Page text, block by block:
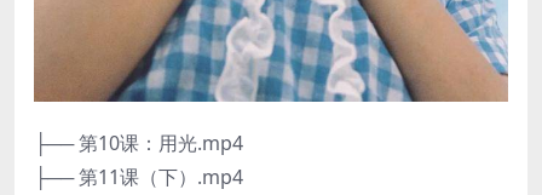
├── 第10课：用光.mp4
├── 第11课（下）.mp4